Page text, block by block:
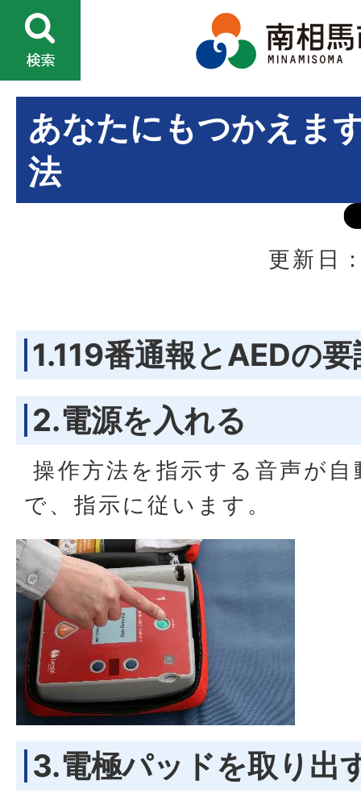
あなたにもつかえま
法
更新日
1.119番通報とAEDの
2.電源を入れる
操作方法を指示する音声が
で、指示に従います。
3.電極パッドを取り出